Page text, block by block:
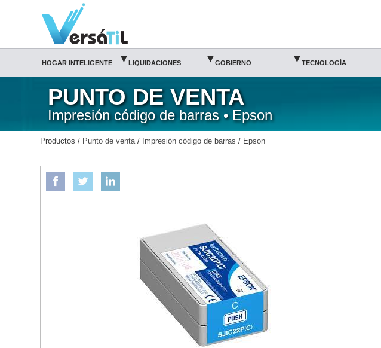
CARTUCHO DE TINTA P/TM-C3500 CIAN-EPSON/Epson/Impresión código de barras/Punto de venta
Tienda en méxico, para venta en línea
HOGAR INTELIGENTE ▾ LIQUIDACIONES ▾ GOBIERNO ▾ TECNOLOGÍA
PUNTO DE VENTA
Impresión código de barras • Epson
Productos / Punto de venta/ Impresión código de barras / Epson
CARTUCHO DE TINTA P/TM-C3500 CIAN-EPSON
EPSON